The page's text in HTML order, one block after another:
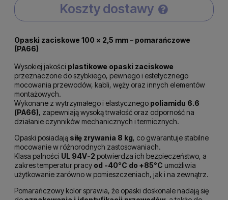
Koszty dostawy
Cena nie zawiera ewentualnych kosztów płatności
Opaski zaciskowe 100 × 2,5 mm – pomarańczowe
(PA66)
Wysokiej jakości plastikowe opaski zaciskowe
przeznaczone do szybkiego, pewnego i estetycznego
mocowania przewodów, kabli, węży oraz innych elementów
montażowych.
Wykonane z wytrzymałego i elastycznego poliamidu 6.6
(PA66), zapewniają wysoką trwałość oraz odporność na
działanie czynników mechanicznych i termicznych.
Opaski posiadają siłę zrywania 8 kg, co gwarantuje stabilne
mocowanie w różnorodnych zastosowaniach.
Klasa palności UL 94V-2 potwierdza ich bezpieczeństwo, a
zakres temperatur pracy od -40°C do +85°C umożliwia
użytkowanie zarówno w pomieszczeniach, jak i na zewnątrz.
Pomarańczowy kolor sprawia, że opaski doskonale nadają się